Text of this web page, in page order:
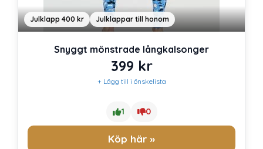
Julklapp 400 kr Julklappar till honom
Snyggt mönstrade långkalsonger
399 kr
+ Lägg till i önskelista
1 0
Köp här »